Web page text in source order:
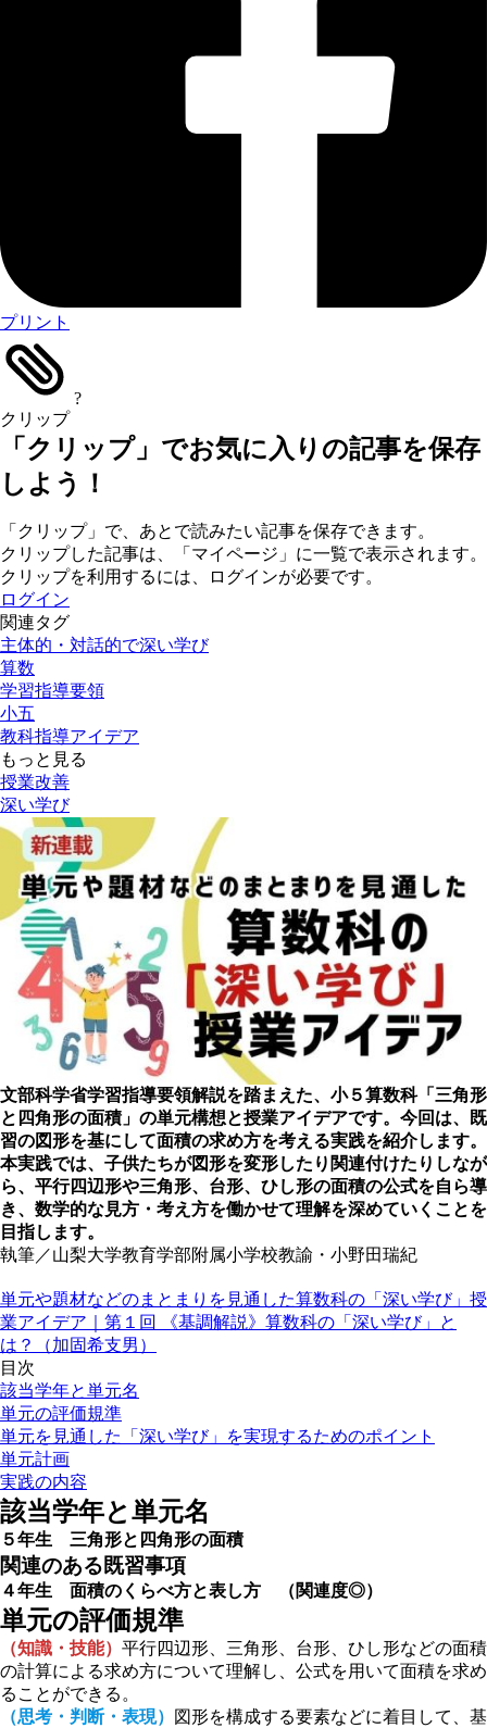
プリント
クリップ
?
「クリップ」でお気に入りの記事を保存
しよう！
「クリップ」で、あとで読みたい記事を保存できます。
クリップした記事は、「マイページ」に一覧で表示されます。
クリップを利用するには、ログインが必要です。
ログイン
関連タグ
主体的・対話的で深い学び
算数
学習指導要領
小五
教科指導アイデア
もっと見る
授業改善
深い学び
文部科学省学習指導要領解説を踏まえた、小５算数科「三角形
と四角形の面積」の単元構想と授業アイデアです。今回は、既
習の図形を基にして面積の求め方を考える実践を紹介します。
本実践では、子供たちが図形を変形したり関連付けたりしなが
ら、平行四辺形や三角形、台形、ひし形の面積の公式を自ら導
き、数学的な見方・考え方を働かせて理解を深めていくことを
目指します。
執筆／山梨大学教育学部附属小学校教諭・小野田瑞紀
単元や題材などのまとまりを見通した算数科の「深い学び」授
業アイデア｜第１回 《基調解説》算数科の「深い学び」と
は？（加固希支男）
目次
該当学年と単元名
単元の評価規準
単元を見通した「深い学び」を実現するためのポイント
単元計画
実践の内容
該当学年と単元名
５年生 三角形と四角形の面積
関連のある既習事項
４年生 面積のくらべ方と表し方 （関連度◎）
単元の評価規準
（知識・技能） 平行四辺形、三角形、台形、ひし形などの面積
の計算による求め方について理解し、公式を用いて面積を求め
ることができる。
（思考・判断・表現）
図形を構成する要素などに着目して、基